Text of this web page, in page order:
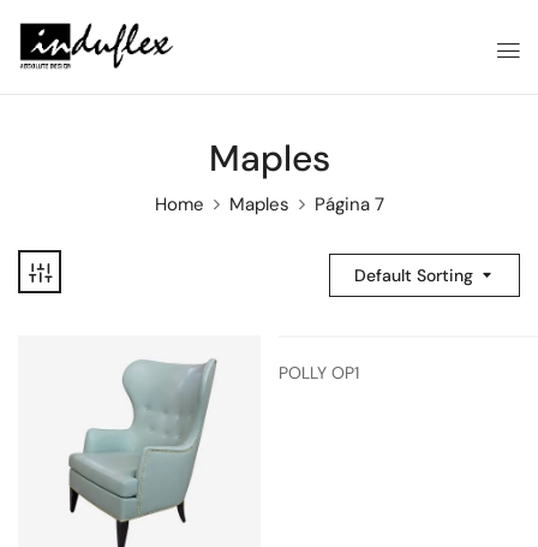
Maples
Home Maples Página 7
Default Sorting
POLLY OP1